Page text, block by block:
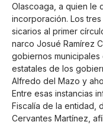
Olascoaga, a quien le
incorporación. Los
sicarios al primer
narco Josué Ramírez
gobiernos
estatales de los
Alfredo del Mazo y
Entre esas instancias
Fiscalía de la entidad,
Cervantes Martínez,